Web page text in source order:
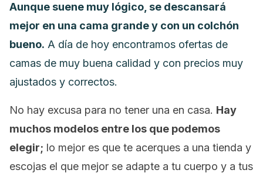
Aunque suene muy lógico, se descansará
mejor en una cama grande y con un colchón
bueno. A día de hoy encontramos ofertas de
camas de muy buena calidad y con precios muy
ajustados y correctos.
No hay excusa para no tener una en casa. Hay
muchos modelos entre los que podemos
elegir; lo mejor es que te acerques a una tienda y
escojas el que mejor se adapte a tu cuerpo y a tus